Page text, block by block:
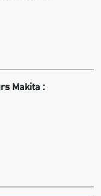
Makita :